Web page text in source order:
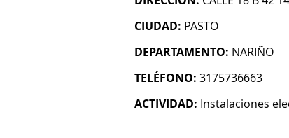
CIUDAD: PASTO
DEPARTAMENTO: NARIÑO
TELÉFONO: 3175736663
ACTIVIDAD: Instalaciones